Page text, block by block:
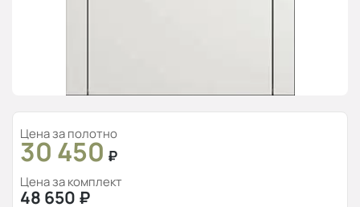
Цена за полотно
30 450 ₽
Цена за комплект
48 650 ₽